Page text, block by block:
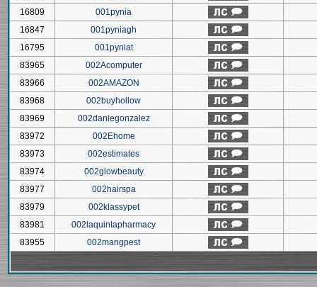
16809
001pynia
16847
001pyniagh
16795
001pyniat
83965
002Acomputer
83966
002AMAZON
83968
002buyhollow
83969
002daniegonzalez
83972
002Ehome
83973
002estimates
83974
002glowbeauty
83977
002hairspa
83979
002klassypet
83981
002laquintapharmacy
83955
002mangpest